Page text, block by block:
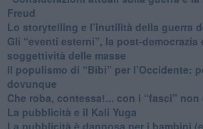
Freud
​Lo storytelling e l’inutilità della guerra
​Gli “eventi esterni”, la post-democrazia
soggettività delle masse
​Il populismo di “Bibi” per l’Occidente:
dovunque
​Che roba, contessa!... con i “fasci” non
La pubblicità e il Kali Yuga
​La pubblicità è dannosa per i bambini